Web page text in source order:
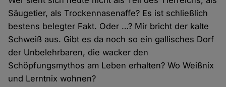
Säugetier, als Trockennasenaffe? Es ist schließlich
bestens belegter Fakt. Oder …? Mir bricht der kalte
Schweiß aus. Gibt es da noch so ein gallisches Dorf
der Unbelehrbaren, die wacker den
Schöpfungsmythos am Leben erhalten? Wo Weißnix
und Lerntnix wohnen?